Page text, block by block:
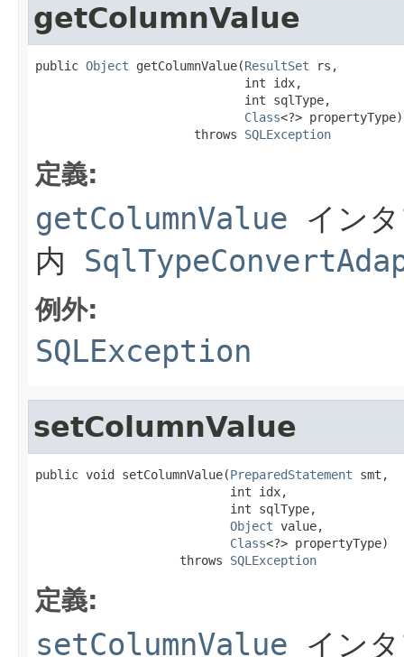
getColumnValue
public Object getColumnValue(ResultSet rs,
                             int idx,
                             int sqlType,
Class<?> propertyType)
                      throws
SQLException
定義:
getColumnValue イン
内
例外:
SQLException
setColumnValue
public void setColumnValue(PreparedStatement smt,
                           int idx,
                           int sqlType,
Object value,
Class<?> propertyType)
                    throws
SQLException
定義:
setColumnValue イン